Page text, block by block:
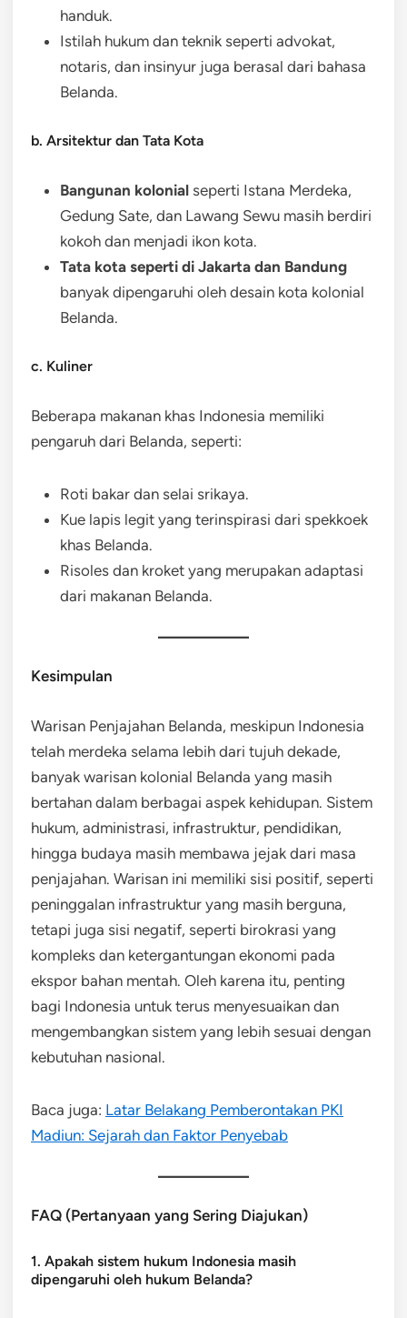
handuk.
Istilah hukum dan teknik seperti advokat,
notaris, dan insinyur juga berasal dari bahasa
Belanda.
b. Arsitektur dan Tata Kota
Bangunan kolonial seperti Istana Merdeka,
Gedung Sate, dan Lawang Sewu masih berdiri
kokoh dan menjadi ikon kota.
Tata kota seperti di Jakarta dan Bandung
banyak dipengaruhi oleh desain kota kolonial
Belanda.
c. Kuliner
Beberapa makanan khas Indonesia memiliki
pengaruh dari Belanda, seperti:
Roti bakar dan selai srikaya.
Kue lapis legit yang terinspirasi dari spekkoek
khas Belanda.
Risoles dan kroket yang merupakan adaptasi
dari makanan Belanda.
Kesimpulan
Warisan Penjajahan Belanda, meskipun Indonesia
telah merdeka selama lebih dari tujuh dekade,
banyak warisan kolonial Belanda yang masih
bertahan dalam berbagai aspek kehidupan. Sistem
hukum, administrasi, infrastruktur, pendidikan,
hingga budaya masih membawa jejak dari masa
penjajahan. Warisan ini memiliki sisi positif, seperti
peninggalan infrastruktur yang masih berguna,
tetapi juga sisi negatif, seperti birokrasi yang
kompleks dan ketergantungan ekonomi pada
ekspor bahan mentah. Oleh karena itu, penting
bagi Indonesia untuk terus menyesuaikan dan
mengembangkan sistem yang lebih sesuai dengan
kebutuhan nasional.
Baca juga: Latar Belakang Pemberontakan PKI
Madiun: Sejarah dan Faktor Penyebab
FAQ (Pertanyaan yang Sering Diajukan)
1. Apakah sistem hukum Indonesia masih
dipengaruhi oleh hukum Belanda?